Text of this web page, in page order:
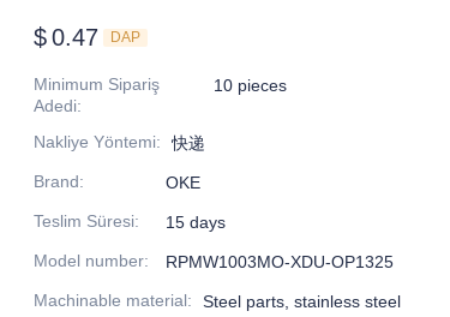
$0.47 DAP
Minimum Sipariş
Adedi:
10 pieces
Nakliye Yöntemi:
快递
Brand:
OKE
Teslim Süresi:
15 days
Model number:
RPMW1003MO-XDU-OP1325
Machinable material: Steel parts, stainless steel